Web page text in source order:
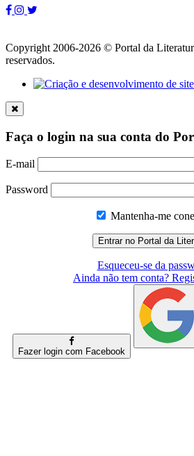
Copyright 2006-2026 © Portal da
reservados.
Faça o login na sua conta do
E-mail
Password
Mantenha-me
Esqueceu-se da
Ainda não tem conta?
Fazer login com Facebook